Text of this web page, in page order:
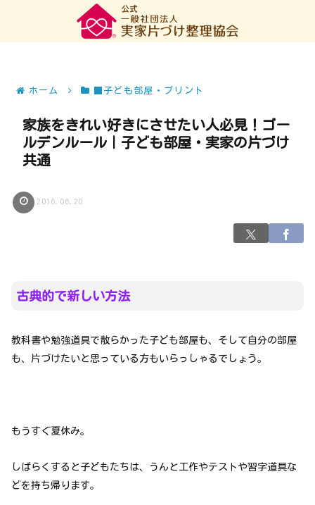
ホーム ■子ども部屋・プリント
家族をきれい好きにさせたい人必見！ゴー
ルデンルール｜子ども部屋・実家の片づけ
共通
2016.06.20
古典的で新しい方法
教科書や勉強道具で散らかった子ども部屋も、そして自分の部屋
も、片づけたいと思っている方もいらっしゃるでしょう。
もうすぐ夏休み。
しばらくすると子どもたちは、うんと工作やテストや習字道具な
どを持ち帰ります。